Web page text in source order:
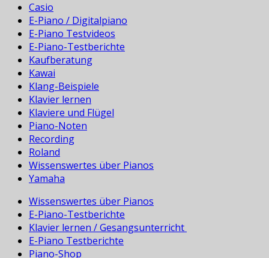
Casio
E-Piano / Digitalpiano
E-Piano Testvideos
E-Piano-Testberichte
Kaufberatung
Kawai
Klang-Beispiele
Klavier lernen
Klaviere und Flügel
Piano-Noten
Recording
Roland
Wissenswertes über Pianos
Yamaha
Wissenswertes über Pianos
E-Piano-Testberichte
Klavier lernen / Gesangsunterricht
E-Piano Testberichte
Piano-Shop